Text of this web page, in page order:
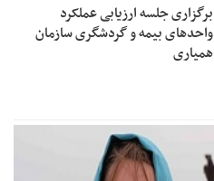
برگزاری جلسه ارزیابی عملکرد
واحدهای بیمه و گردشگری سازمان
همیاری